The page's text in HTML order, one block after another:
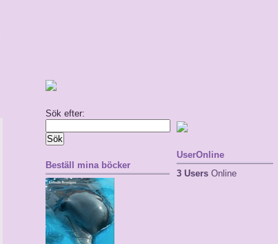
Sök efter:
Beställ mina böcker
UserOnline
3 Users Online